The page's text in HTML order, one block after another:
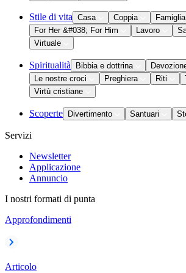
Stile di vita Casa Coppia
Famiglia
For Her &#038; For Him
Lavoro
Virtuale
Spiritualità Bibbia e dottrina
Le nostre croci
Preghiera Riti
Virtù cristiane
Scoperte Divertimento Santuari
Servizi
Newsletter
Applicazione
Annuncio
I nostri formati di punta
Approfondimenti
Articolo